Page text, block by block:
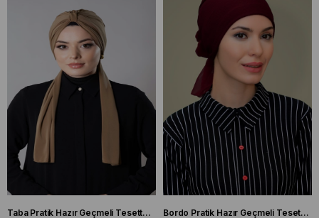
Taba Pratik Hazır Geçmeli Tesettür Bone Sandy Kumaş Atkılı 2204_33
Bordo Pratik Hazır Geçmeli Tesettür Bone Petekli Güllü 1201_16